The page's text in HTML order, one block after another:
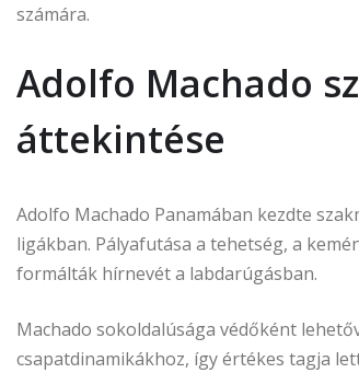
számára.
Adolfo Machado
áttekintése
Adolfo Machado Panamában kezdte
ligákban. Pályafutása a tehetség, a
formálták hírnevét a labdarúgásban.
Machado sokoldalúsága védőként
csapatdinamikákhoz, így értékes tagja